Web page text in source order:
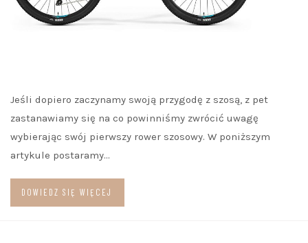
Jeśli dopiero zaczynamy swoją przygodę z szosą, z pet
zastanawiamy się na co powinniśmy zwrócić uwagę
wybierając swój pierwszy rower szosowy. W poniższym
artykule postaramy…
DOWIEDZ SIĘ WIĘCEJ